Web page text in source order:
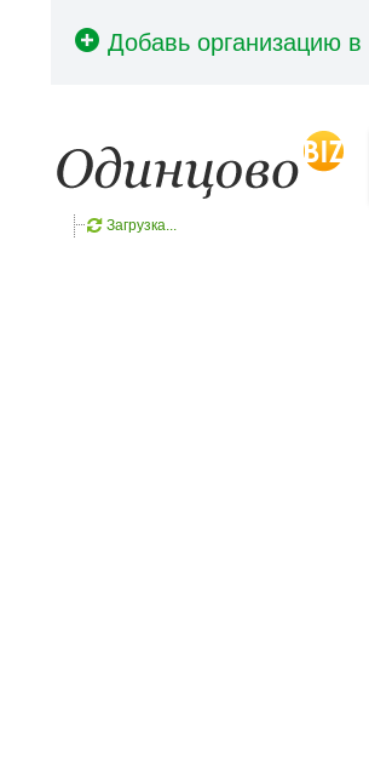
Загрузка...